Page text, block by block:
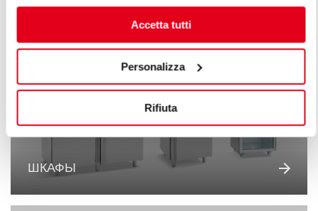
Accetta tutti
Personalizza
Rifiuta
ШКАФЫ